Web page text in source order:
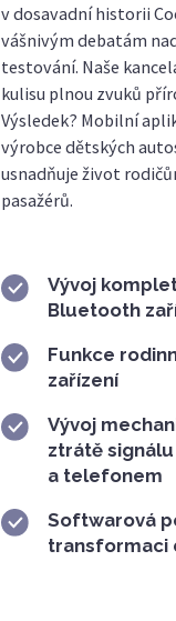
v dosavadní historii
vášnivým debatám
testování. Naše
kulisu plnou zvuků
Výsledek? Mobilní
výrobce dětských
usnadňuje život
pasažérů.
Vývoj
Bluetooth
Funkce
zařízení
Vývoj
ztrátě
a telefonem
Softwarová
transformaci